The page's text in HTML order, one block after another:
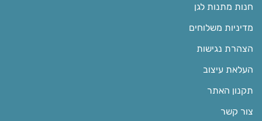
חנות מתנות לגן
מדיניות משלוחים
הצהרת נגישות
העלאת עיצוב
תקנון האתר
צור קשר